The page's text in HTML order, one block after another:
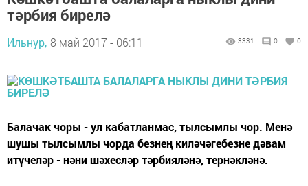
тәрбия бирелә
Ильнур, 8 май 2017 - 06:11 3331 0 0
Балачак чоры - ул кабатланмас, тылсымлы чор. Менә
шушы тылсымлы чорда безнең киләчәгебезне дәвам
итүчеләр - нәни шәхесләр тәрбияләнә, тернәкләнә.